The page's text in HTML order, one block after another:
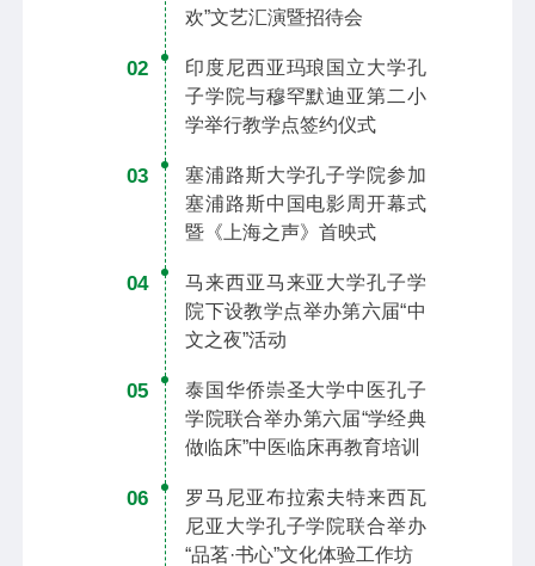
欢”文艺汇演暨招待会
02
印度尼西亚玛琅国立大学孔
子学院与穆罕默迪亚第二小
学举行教学点签约仪式
03
塞浦路斯大学孔子学院参加
塞浦路斯中国电影周开幕式
暨《上海之声》首映式
04
马来西亚马来亚大学孔子学
院下设教学点举办第六届“中
文之夜”活动
05
泰国华侨崇圣大学中医孔子
学院联合举办第六届“学经典
做临床”中医临床再教育培训
06
罗马尼亚布拉索夫特来西瓦
尼亚大学孔子学院联合举办
“品茗·书心”文化体验工作坊